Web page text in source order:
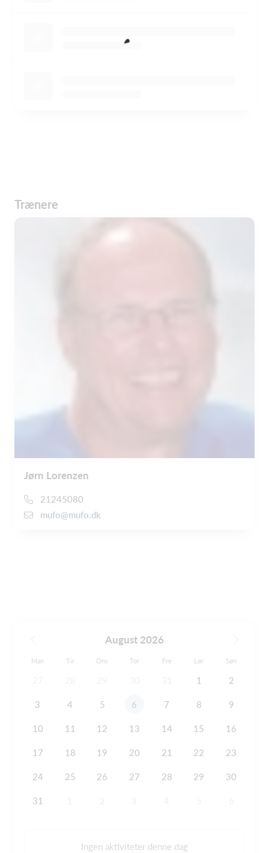
Trænere
Jørn Lorenzen
21245080
mufo@mufo.dk
August 2026
Man Tir Ons Tor Fre Lør Søn
1 2
3 4 5 6 7 8 9
10 11 12 13 14 15 16
17 18 19 20 21 22 23
24 25 26 27 28 29 30
31
Ingen aktiviteter denne dag